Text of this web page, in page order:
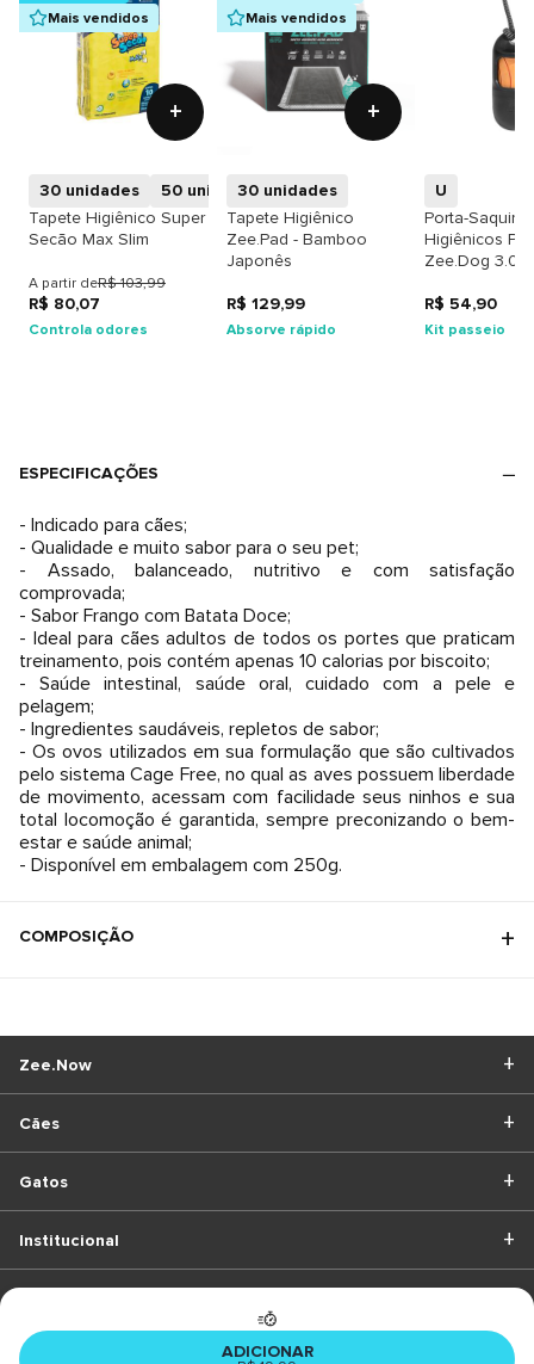
ADICIONAR
Mais vendidos
+
30 unidades 50 unidades
10 unidades
Tapete Higiênico Super
Secão Max Slim
A partir deR$ 103,99
R$ 80,07
Controla odores
Mais vendidos
+
30 unidades
Tapete Higiênico
Zee.Pad - Bamboo
Japonês
R$ 129,99
Absorve rápido
U
Porta-
Higiênicos
Zee.Dog 3.0
R$ 54,90
Kit passeio
ESPECIFICAÇÕES
- Indicado para cães;
- Qualidade e muito sabor para o seu pet;
- Assado, balanceado, nutritivo e com satisfação
comprovada;
- Sabor Frango com Batata Doce;
- Ideal para cães adultos de todos os portes que praticam
treinamento, pois contém apenas 10 calorias por biscoito;
- Saúde intestinal, saúde oral, cuidado com a pele e
pelagem;
- Ingredientes saudáveis, repletos de sabor;
- Os ovos utilizados em sua formulação que são cultivados
pelo sistema Cage Free, no qual as aves possuem liberdade
de movimento, acessam com facilidade seus ninhos e sua
total locomoção é garantida, sempre preconizando o bem-
estar e saúde animal;
- Disponível em embalagem com 250g.
COMPOSIÇÃO
Cães
Gatos
Zee.Now
Institucional
BAIXE O APP